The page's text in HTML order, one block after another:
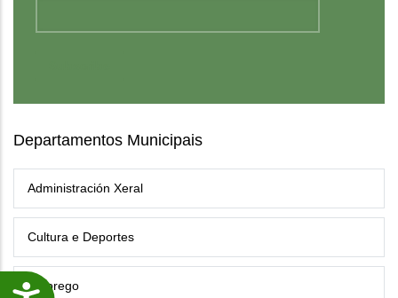
Departamentos Municipais
Administración Xeral
Cultura e Deportes
Emprego